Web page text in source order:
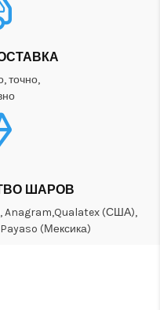
точно,
ШАРОВ
Anagram,Qualatex (США),
(Мексика)